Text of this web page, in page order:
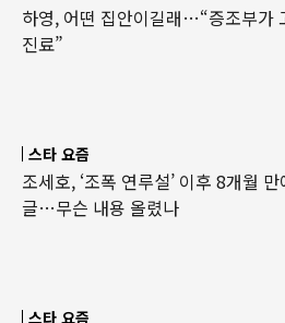
하영, 어떤 집안이길래…“증조부가
진료”
스타 요즘
조세호, ‘조폭 연루설’ 이후 8개월
글…무슨 내용 올렸나
스타 요즘